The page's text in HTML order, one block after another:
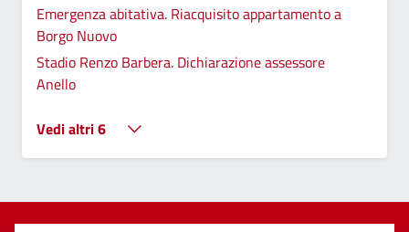
Emergenza abitativa. Riacquisito appartamento a
Borgo Nuovo
Stadio Renzo Barbera. Dichiarazione assessore
Anello
Vedi altri 6